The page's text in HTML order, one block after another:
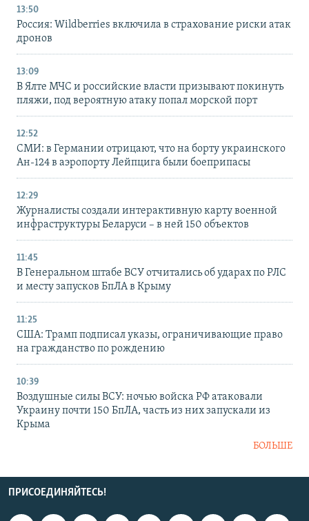
13:50
Россия: Wildberries включила в страхование риски атак
дронов
13:09
В Ялте МЧС и российские власти призывают покинуть
пляжи, под вероятную атаку попал морской порт
12:52
СМИ: в Германии отрицают, что на борту украинского
Ан-124 в аэропорту Лейпцига были боеприпасы
12:29
Журналисты создали интерактивную карту военной
инфраструктуры Беларуси – в ней 150 объектов
11:45
В Генеральном штабе ВСУ отчитались об ударах по РЛС
и месту запусков БпЛА в Крыму
11:25
США: Трамп подписал указы, ограничивающие право
на гражданство по рождению
10:39
Воздушные силы ВСУ: ночью войска РФ атаковали
Украину почти 150 БпЛА, часть из них запускали из
Крыма
БОЛЬШЕ
ПРИСОЕДИНЯЙТЕСЬ!